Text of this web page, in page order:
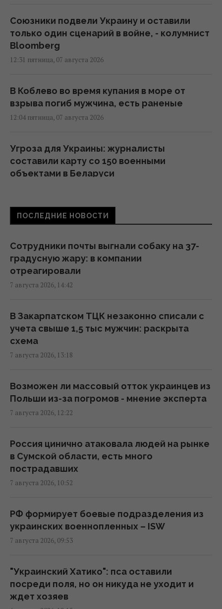
Союзники подвели Украину и оставили
только один сценарий в войне, - колумнист
Bloomberg
12:31 пятница, 07 августа 2026
В Коблево во время купания в море от
взрыва погиб мужчина, есть раненые
12:04 пятница, 07 августа 2026
Угроза для Украины: журналисты
составили карту со 150 военными
объектами в Беларуси
Жирная цель: в Крыму уничтожен
11:00 пятница, 07 августа 2026
Адвокат поставил под сомнение
беспристрастность антикоррупционной
10:59 пятница, 07 августа 2026
Угроза – баллистика: можно ли уничтожить
пусковые установки россиян
Дроны поразили склад Wildberries в
Екатеринбурге за 2000 км от границы
09:11 пятница, 07 августа 2026
Россия использует украинских
военнопленных для формирования боевых
08:24 пятница, 07 августа 2026
Камера в подъезде и во дворе: когда
когда нельзя
07:50 пятница, 07 августа 2026
ПОСЛЕДНИЕ НОВОСТИ
Сотрудники почты выгнали собаку на 37-
градусную жару: в компании
отреагировали
7 августа 2026, 14:42
В Закарпатском ТЦК незаконно списали с
учета свыше 1,5 тыс мужчин: раскрыта
схема
7 августа 2026, 13:18
Возможен ли массовый отток украинцев из
Польши из-за погромов - мнение эксперта
7 августа 2026, 12:22
Россия цинично атаковала людей на рынке
в Сумской области, есть много
пострадавших
7 августа 2026, 10:52
РФ формирует боевые подразделения из
украинских военнопленных – ISW
7 августа 2026, 09:53
"Украинский Хатико": пса оставили
посреди поля, но он никуда не уходит и
ждет хозяев